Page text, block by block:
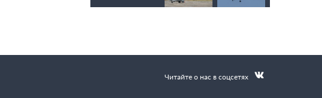
Читайте о нас в соцсетях